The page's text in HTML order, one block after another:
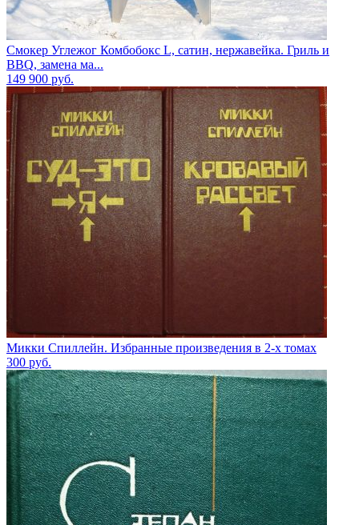
Смокер Углежог Комбобокс L, сатин, нержавейка. Гриль и
BBQ, замена ма...
149 900 руб.
Микки Спиллейн. Избранные произведения в 2-х томах
300 руб.